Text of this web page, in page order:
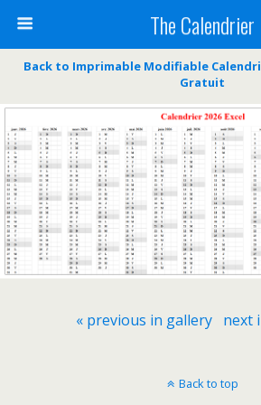
The Calendrier
Back to Imprimable Modifiable
Gratuit
« previous in gallery next
Back to top